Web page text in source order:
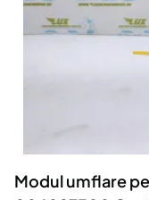
Servicii
Animale de
Afaceri și
Utilaje agricole
Piese auto si
Modul umflare